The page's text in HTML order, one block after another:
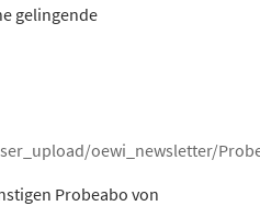
gelingende
Probeabo von